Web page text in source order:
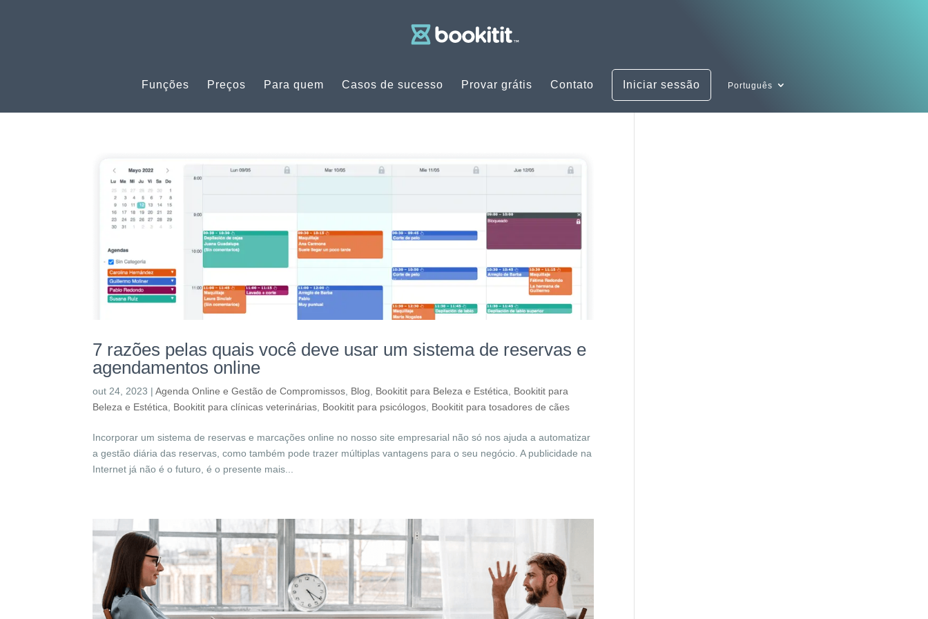
Funções Preços Para quem Casos de sucesso Provar grátis Contato Iniciar sessão Português
7 razões pelas quais você deve usar um sistema de reservas e
agendamentos online
out 24, 2023 |Agenda Online e Gestão de Compromissos Blog Bookitit para Beleza e Estética
Bookitit para
Beleza e Estética
Bookitit para clínicas veterinárias Bookitit para psicólogos Bookitit para tosadores de cães
Incorporar um sistema de reservas e marcações online no nosso site empresarial não só nos ajuda a automatizar
a gestão diária das reservas, como também pode trazer múltiplas vantagens para o seu negócio. A publicidade na
Internet já não é o futuro, é o presente mais...